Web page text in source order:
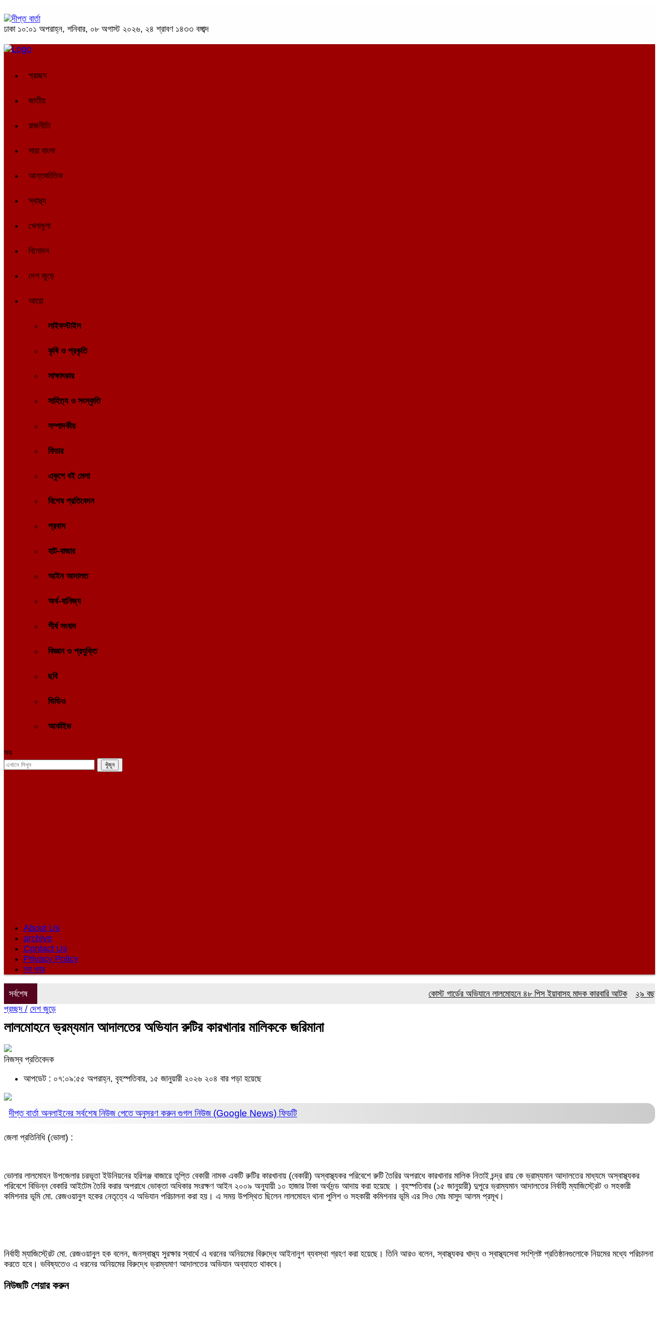
ঢাকা ১০:০১ অপরাহ্ন, শনিবার, ০৮ অগাস্ট ২০২৬, ২৪ শ্রাবণ ১৪৩৩ বঙ্গাব্দ
প্রচ্ছদ
জাতীয়
রাজনীতি
সারা বাংলা
আন্তর্জাতিক
স্বাস্থ্য
খেলাধুলা
বিনোদন
দেশ জুড়ে
আরো
লাইফস্টাইল
কৃষি ও প্রকৃতি
সাক্ষাৎকার
সাহিত্য ও সংস্কৃতি
সম্পাদকীয়
ফিচার
একুশে বই মেলা
বিশেষ প্রতিবেদন
প্রবাস
হাট-বাজার
আইন আদালত
অর্থ-বানিজ্য
শীর্ষ সংবাদ
বিজ্ঞান ও প্রযুক্তি
ছবি
ভিডিও
আর্কাইভ
সব
About Us
archive
Contact Us
Privacy Policy
সব খবর
সর্বশেষ কোস্ট গার্ডের অভিযানে লালমোহনে ৪৮ পিস ইয়াবাসহ মাদক কারবারি আটক
২৯ বছর ধরে
প্রচ্ছদ / দেশ জুড়ে
লালমোহনে ভ্রম্যমান আদালতের অভিযান রুটির কারখানার মালিককে জরিমানা
নিজস্ব প্রতিবেদক
আপডেট : ০৭:০৯:৫৫ অপরাহ্ন, বৃহস্পতিবার, ১৫ জানুয়ারী ২০২৬ ২০৪ বার পড়া হয়েছে
দীপ্ত বার্তা অনলাইনের সর্বশেষ নিউজ পেতে অনুসরণ করুনগুগল নিউজ (Google News) ফিডটি
জেলা প্রতিনিধি (ভোলা) :
ভোলার লালমোহন উপজেলার চরভূতা ইউনিয়নের হরিগঞ্জ বাজারে তৃপ্তি বেকারী নামক একটি রুটির কারখানায় (বেকারী) অস্বাস্থ্যকর পরিবেশে রুটি তৈরির অপরাধে কারখানার মালিক নিতাই চন্দ্র রায় কে ভ্রাম্যমান আদালতের মাধ্যমে অস্বাস্থ্যকর
পরিবেশে বিভিন্ন বেকারি আইটেম তৈরি করার অপরাধে ভোক্তা অধিকার সংরক্ষণ আইন ২০০৯ অনুযায়ী ১০ হাজার টাকা অর্থদন্ড আদায় করা হয়েছে । বৃহস্পতিবার (১৫ জানুয়ারী) দুপুরে ভ্রাম্যমান আদালতের নির্বাহী ম্যাজিস্ট্রেট ও সহকারী
কমিশনার ভূমি মো. রেজওয়ানুল হকের নেতৃত্বে এ অভিযান পরিচালনা করা হয়। এ সময় উপস্থিত ছিলেন লালমোহন থানা পুলিশ ও সহকারী কমিশনার ভূমি এর সিও মোঃ মাসুদ আলম প্রমূখ।
নির্বাহী ম্যাজিস্ট্রেট মো. রেজওয়ানুল হক বলেন, জনস্বাস্থ্য সুরক্ষার স্বার্থে এ ধরনের অনিয়মের বিরুদ্ধে আইনানুগ ব্যবস্থা গ্রহণ করা হয়েছে। তিনি আরও বলেন, স্বাস্থ্যকর খাদ্য ও স্বাস্থ্যসেবা সংশ্লিষ্ট প্রতিষ্ঠানগুলোকে নিয়মের মধ্যে পরিচালনা
করতে হবে। ভবিষ্যতেও এ ধরনের অনিয়মের বিরুদ্ধে ভ্রাম্যমাণ আদালতের অভিযান অব্যাহত থাকবে।
নিউজটি শেয়ার করুন